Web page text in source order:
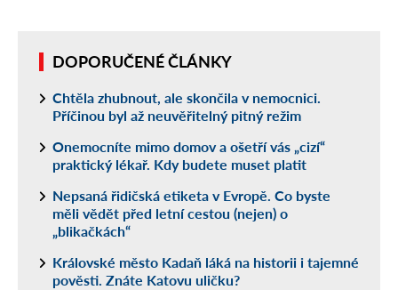
DOPORUČENÉ ČLÁNKY
Chtěla zhubnout, ale skončila v nemocnici.
Příčinou byl až neuvěřitelný pitný režim
Onemocníte mimo domov a ošetří vás „cizí“
praktický lékař. Kdy budete muset platit
Nepsaná řidičská etiketa v Evropě. Co byste
měli vědět před letní cestou (nejen) o
„blikačkách“
Královské město Kadaň láká na historii i tajemné
pověsti. Znáte Katovu uličku?